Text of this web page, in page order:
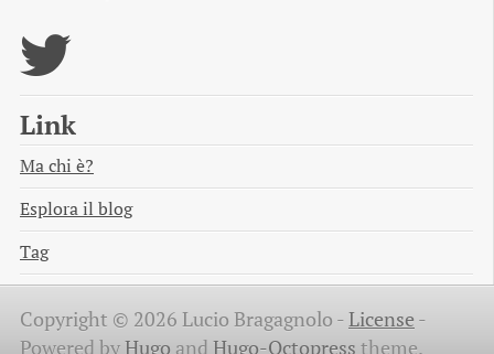
Link
Ma chi è?
Esplora il blog
Tag
Copyright © 2026 Lucio Bragagnolo -License -
Powered byHugo and Hugo-Octopress theme.